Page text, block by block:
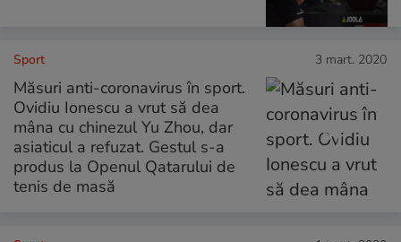
Sport 3 mart. 2020
Măsuri anti-coronavirus în sport.
Ovidiu Ionescu a vrut să dea
mâna cu chinezul Yu Zhou, dar
asiaticul a refuzat. Gestul s-a
produs la Openul Qatarului de
tenis de masă